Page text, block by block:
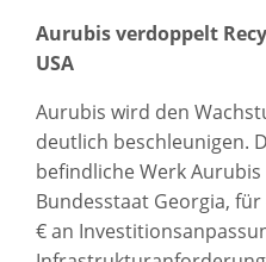
Aurubis verdoppelt
USA
Aurubis wird den
deutlich beschleunigen.
befindliche Werk
Bundesstaat Georgia,
€ an